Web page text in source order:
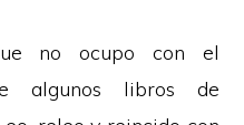
no ocupo con el
algunos libros de